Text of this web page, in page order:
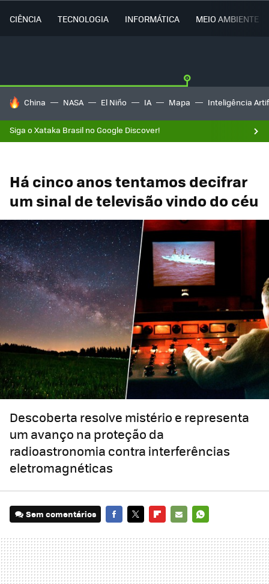
CIÊNCIA TECNOLOGIA INFORMÁTICA MEIO AMBIENTE
TENDÊNCIAS DO DIA
China NASA El Niño IA Mapa Inteligência
Siga o Xataka Brasil no Google Discover!
Há cinco anos tentamos decifrar
um sinal de televisão vindo do céu
Descoberta resolve mistério e representa
um avanço na proteção da
radioastronomia contra interferências
eletromagnéticas
Sem comentários
MAIL